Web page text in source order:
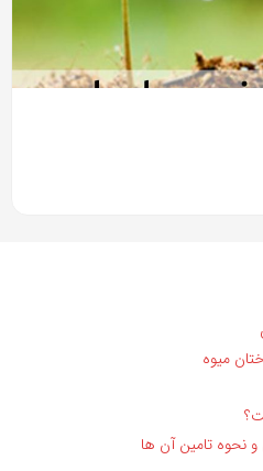
میوه
نحوه تامین آن ها